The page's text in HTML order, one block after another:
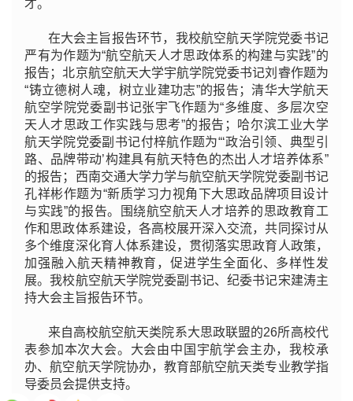
才。
在大会主旨报告环节，我校航空航天学院党委书记
严有为作题为“航空航天人才思政体系的构建与实践”的
报告；北京航空航天大学宇航学院党委书记刘睿作题为
“铸立德树人魂，树立业建功志”的报告；清华大学航天
航空学院党委副书记张宇飞作题为“多维度、多层次空
天人才思政工作实践与思考”的报告；哈尔滨工业大学
航天学院党委副书记付梓航作题为“‘政治引领、典型引
路、品牌带动’构建具有航天特色的杰出人才培养体系”
的报告；西南交通大学力学与航空航天学院党委副书记
孔祥彬作题为“新质学习力视角下大思政品牌项目设计
与实践”的报告。围绕航空航天人才培养的思政教育工
作和思政体系建设，各高校展开深入交流，共同探讨从
多个维度深化育人体系建设，贯彻落实思政育人政策，
加强融入航天精神教育，促进学生全面化、多样性发
展。我校航空航天学院党委副书记、纪委书记宋建涛主
持大会主旨报告环节。
来自高校航空航天类院系大思政联盟的26所高校代
表参加本次大会。大会由中国宇航学会主办，我校承
办、航空航天学院协办，教育部航空航天类专业教学指
导委员会提供支持。